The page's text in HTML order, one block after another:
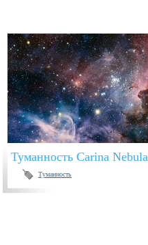
Туманность Carina Nebula
Туманность